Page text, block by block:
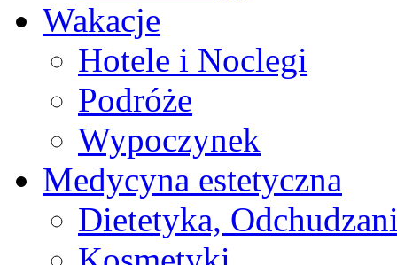
Wakacje
Hotele i Noclegi
Podróże
Wypoczynek
Medycyna estetyczna
Dietetyka,